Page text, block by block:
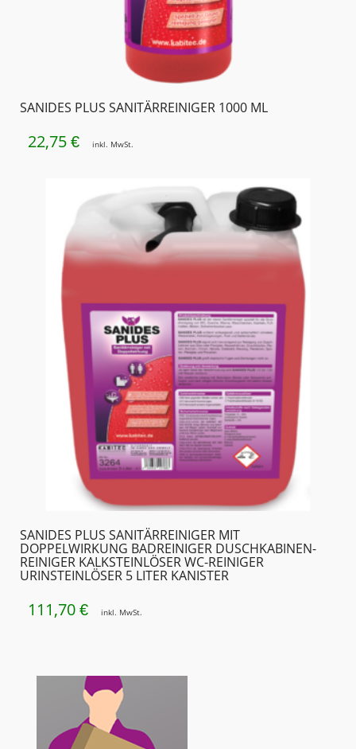
SANIDES PLUS SANITÄRREINIGER 1000 ML
22,75 € inkl. MwSt.
SANIDES PLUS SANITÄRREINIGER MIT
DOPPELWIRKUNG BADREINIGER DUSCHKABINEN­
REINIGER KALKSTEINLÖSER WC-REINIGER
URINSTEINLÖSER 5 LITER KANISTER
111,70 € inkl. MwSt.